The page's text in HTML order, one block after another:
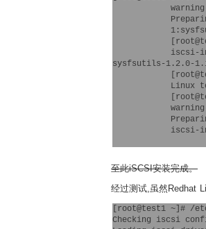
iscsi-
sysfsutils-1.2.0-
Linux
iscsi-
至此iSCSI安装完成。
经过测试,虽然Redhat
[root@test1 ~]#
Checking iscsi